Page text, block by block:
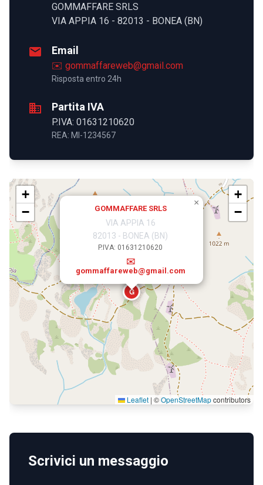
GOMMAFFARE SRLS
VIA APPIA 16 - 82013 - BONEA (BN)
email Email
✉️ gommaffareweb@gmail.com
Risposta entro 24h
business Partita IVA
P.IVA: 01631210620
REA: MI-1234567
G
GOMMAFFARE SRLS
VIA APPIA 16
82013 - BONEA (BN)
P.IVA: 01631210620
✉️
gommaffareweb@gmail.com
×
+
−
+
−
Leaflet | ©OpenStreetMapcontributors
Scrivici un messaggio